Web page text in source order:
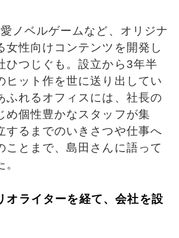
ノベルゲームなど、オリジナ
女性向けコンテンツを開発し
ひつじぐも。設立から3年半
ヒット作を世に送り出してい
ふれるオフィスには、社長の
め個性豊かなスタッフが集
するまでのいきさつや仕事へ
ことまで、島田さんに語って
オライターを経て、会社を設